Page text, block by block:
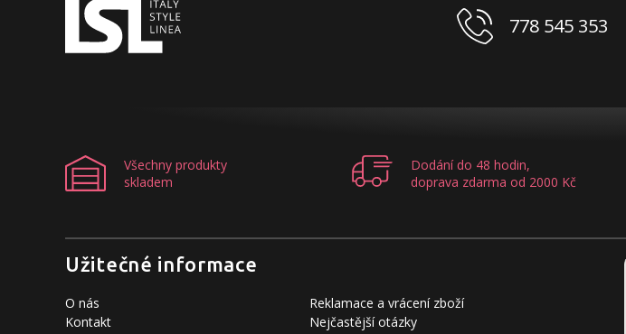
778 545 353
Všechny produkty
skladem
Dodání do 48 hodin,
doprava zdarma od 2000 Kč
Užitečné informace
O nás
Kontakt
Reklamace a vrácení zboží
Nejčastější otázky